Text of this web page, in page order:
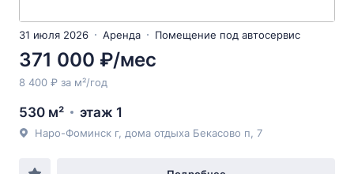
31 июля 2026 Аренда Помещение под автосервис
371 000 ₽/мес
8 400 ₽ за м²/год
530 м² этаж 1
Наро-Фоминск г, дома отдыха Бекасово п, 7